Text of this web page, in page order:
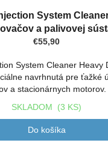
System
a palivovej
€55,90
System Cleaner Heavy
navrhnutá pre ťažké
a stacionárnych motorov.
SKLADOM (3 KS)
Do košíka